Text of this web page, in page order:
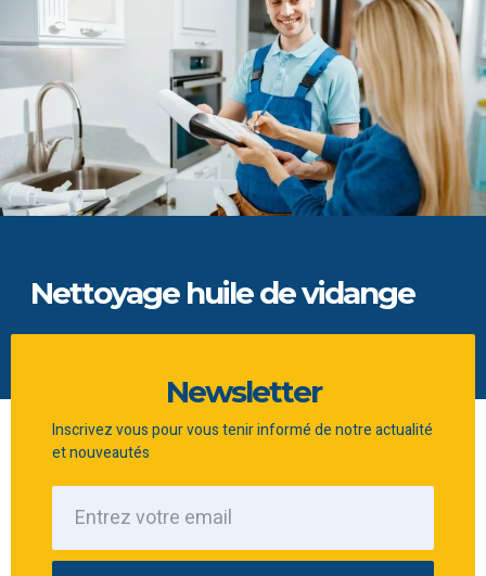
Nettoyage huile de vidange
Vidange de bac à graisse professionnels
Newsletter
Inscrivez vous pour vous tenir informé de notre actualité
et nouveautés